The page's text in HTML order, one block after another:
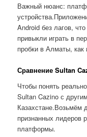
Важный нюанс:
Android без лагов,
привыкли играть в
пробки в Алматы,
Сравнение Sultan
Чтобы понять
Sultan Cazino с
Казахстане.Возьмём
признанных лидеров
платформы.